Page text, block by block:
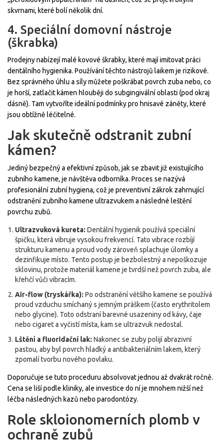
skvrnami, které bolí několik dní.
4. Speciální domovní nástroje
(škrabka)
Prodejny nabízejí malé kovové škrabky, které mají imitovat práci
dentálního hygienika. Používání těchto nástrojů laikem je rizikové.
Bez správného úhlu a síly můžete poškrábat povrch zuba nebo, co
je horší, zatlačit kámen hlouběji do subgingivální oblasti (pod okraj
dásně). Tam vytvoříte ideální podmínky pro hnisavé záněty, které
jsou obtížně léčitelné.
Jak skutečně odstranit zubní
kámen?
Jediný bezpečný a efektivní způsob, jak se zbavit již existujícího
zubního kamene, je návštěva odborníka. Proces se nazývá
profesionální zubní hygiena, což je preventivní zákrok zahrnující
odstranění zubního kamene ultrazvukem a následné leštění
povrchu zubů.
Ultrazvuková kureta: Dentální hygienik používá speciální
špičku, která vibruje vysokou frekvencí. Tato vibrace rozbíjí
strukturu kamenu a proud vody zároveň splachuje úlomky a
dezinfikuje místo. Tento postup je bezbolestný a nepoškozuje
sklovinu, protože materiál kamene je tvrdší než povrch zuba, ale
křehčí vůči vibracím.
Air-flow (tryskářka): Po odstranění většího kamene se používá
proud vzduchu smíchaný s jemným práškem (často erythritolem
nebo glycine). Toto odstraní barevné usazeniny od kávy, čaje
nebo cigaret a vyčistí místa, kam se ultrazvuk nedostal.
Lštění a fluoridační lak: Nakonec se zuby polijí abrazivní
pastou, aby byl povrch hladký a antibakteriálním lakem, který
zpomalí tvorbu nového povlaku.
Doporučuje se tuto proceduru absolvovat jednou až dvakrát ročně.
Cena se liší podle kliniky, ale investice do ní je mnohem nižší než
léčba následných kazů nebo parodontózy.
Role skloionomerních plomb v
ochraně zubů